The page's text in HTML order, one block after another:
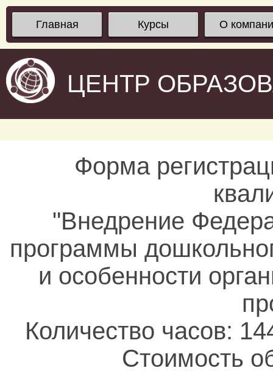
Главная Курсы О
ЦЕНТР
Форма
"Внедрение
программы
и особенности
Количество часов:
Стоимость